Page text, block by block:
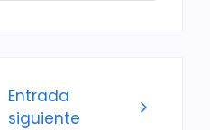
Entrada
siguiente